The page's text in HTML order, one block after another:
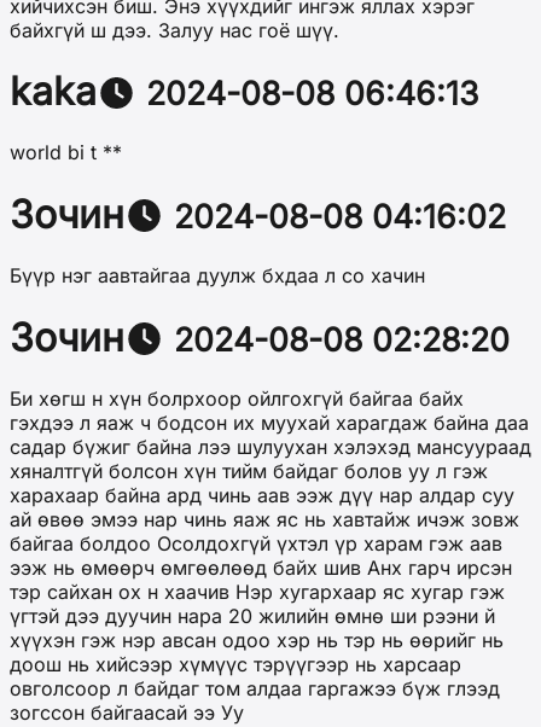
хийчихсэн биш. Энэ хүүхдийг ингэж яллах хэрэг
байхгүй ш дээ. Залуу нас гоё шүү.
kaka 2024-08-08 06:46:13
world bi t **
Зочин 2024-08-08 04:16:02
Бүүр нэг аавтайгаа дуулж бхдаа л со хачин
Зочин 2024-08-08 02:28:20
Би хөгш н хүн болрхоор ойлгохгүй байгаа байх
гэхдээ л яаж ч бодсон их муухай харагдаж байна даа
садар бүжиг байна лээ шулуухан хэлэхэд мансуураад
хяналтгүй болсон хүн тийм байдаг болов уу л гэж
харахаар байна ард чинь аав ээж дүү нар алдар суу
ай өвөө эмээ нар чинь яаж яс нь хавтайж ичэж зовж
байгаа болдоо Осолдохгүй үхтэл үр харам гэж аав
ээж нь өмөөрч өмгөөлөөд байх шив Анх гарч ирсэн
тэр сайхан ох н хаачив Нэр хугархаар яс хугар гэж
үгтэй дээ дуучин нара 20 жилийн өмнө ши рээни й
хүүхэн гэж нэр авсан одоо хэр нь тэр нь өөрийг нь
доош нь хийсээр хүмүүс тэрүүгээр нь харсаар
овголсоор л байдаг том алдаа гаргажээ бүж глээд
зогссон байгаасай ээ Уу